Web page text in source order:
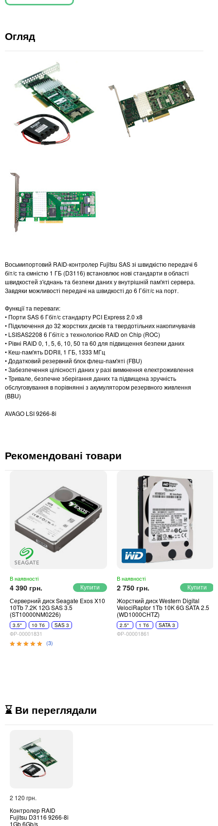
Огляд
Восьмипортовий RAID-контролер Fujitsu SAS зі швидкістю передачі 6
біт/с та ємністю 1 ГБ (D3116) встановлює нові стандарти в області
швидкостей з'єднань та безпеки даних у внутрішній пам'яті сервера.
Завдяки можливості передачі на швидкості до 6 Гбіт/с на порт.
Функції та переваги:
• Порти SAS 6 Гбіт/с стандарту PCI Express 2.0 x8
• Підключення до 32 жорстких дисків та твердотільних накопичувачів
• LSISAS2208 6 Гбіт/с з технологією RAID on Chip (ROC)
• Рівні RAID 0, 1, 5, 6, 10, 50 та 60 для підвищення безпеки даних
• Кеш-пам'ять DDRII, 1 ГБ, 1333 МГц
• Додатковий резервний блок флеш-пам'яті (FBU)
• Забезпечення цілісності даних у разі вимкнення електроживлення
• Тривале, безпечне зберігання даних та підвищена зручність
обслуговування в порівнянні з акумулятором резервного живлення
(BBU)
AVAGO LSI 9266-8i
Рекомендовані товари
В наявності
4 390 грн.
Серверний диск Seagate Exos X10
10Tb 7.2K 12G SAS 3.5
(ST10000NM0226)
3.5" 10 Тб SAS 3
ФР-00001831
(3)
В наявності
2 750 грн.
Жорсткий диск Western Digital
VelociRaptor 1Tb 10K 6G SATA 2.5
(WD1000CHTZ)
2.5" 1 Тб SATA 3
ФР-00001861
⌛ Ви переглядали
2 120 грн.
Контролер RAID
Fujitsu D3116 9266-8i
1Gb 6Gb/s